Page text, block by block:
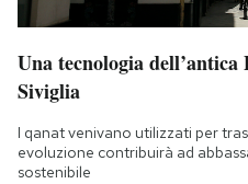
Una tecnologia
Siviglia
I qanat venivano utilizzati per
evoluzione contribuirà ad
sostenibile